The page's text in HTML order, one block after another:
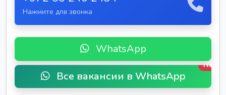
Нажмите для звонка
WhatsApp
Все вакансии в WhatsApp
New